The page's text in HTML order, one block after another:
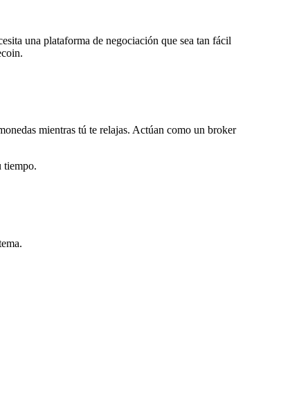
una plataforma de negociación que sea tan fácil
mientras tú te relajas. Actúan como un broker
tiempo.